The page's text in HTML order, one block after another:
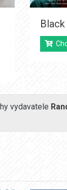
vydavatele